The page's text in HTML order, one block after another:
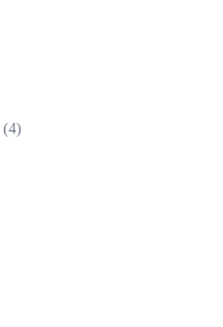
(4)